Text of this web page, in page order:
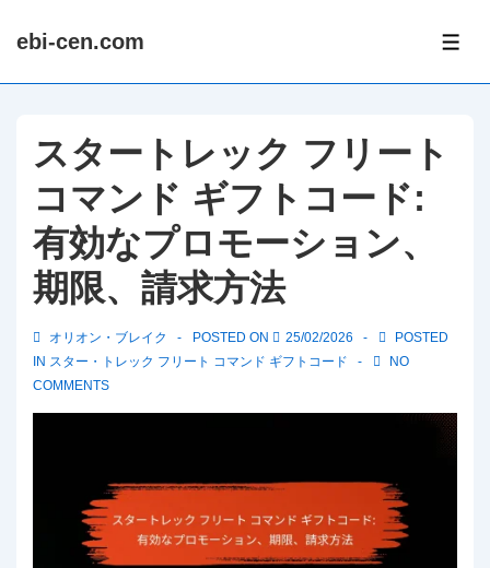
Skipebi-cen.com
スタートレック フリート
コマンド ギフトコード:
有効なプロモーション、
期限、請求方法
オリオン・ブレイク POSTED ON 25/02/2026
POSTED
IN スター・トレック フリート コマンド ギフトコード
NO
COMMENTS